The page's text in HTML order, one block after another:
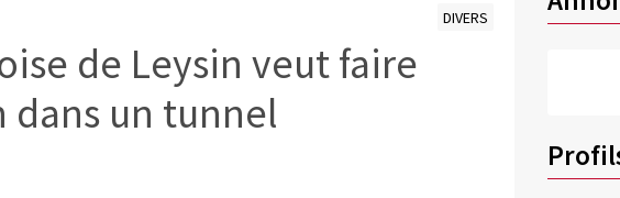
DIVERS
de Leysin veut faire
dans un tunnel